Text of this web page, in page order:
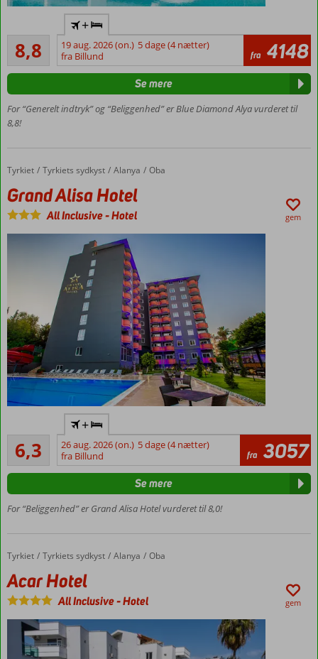
til
Gazipasa
Privat
Pool med
i Oba
Værelser
plads til
4
8,8
Alletiders
26
anmeldelser
+
19 aug. 2026 (on.) 5 dage (4 nætter)
fra Billund
fra 4148
For “Generelt indtryk” og “Beliggenhed” er Blue Diamond Alya vurderet til
8,8!
Se mere
Forside
Tyrkiet Tyrkiets sydkyst Alanya Oba
Grand Alisa Hotel
Grand Alisa Hotel
All Inclusive-Hotel gem
til
Gazipasa
Centralt
Alanya
2 km
Pool med
Værelser
med
5
6,3Acceptabelt
3
anmeldelser
+
26 aug. 2026 (on.) 5 dage (4 nætter)
fra Billund
fra 3057
For “Beliggenhed” er Grand Alisa Hotel vurderet til 8,0!
Se mere
Forside
Tyrkiet Tyrkiets sydkyst Alanya Oba
Acar Hotel
Acar Hotel
All Inclusive-Hotel gem